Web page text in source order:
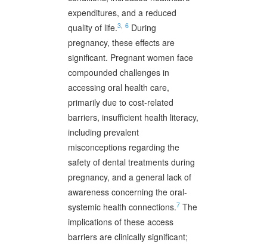
expenditures, and a reduced
quality of life.3 6 During
pregnancy, these effects are
significant. Pregnant women face
compounded challenges in
accessing oral health care,
primarily due to cost-related
barriers, insufficient health literacy,
including prevalent
misconceptions regarding the
safety of dental treatments during
pregnancy, and a general lack of
awareness concerning the oral-
systemic health connections.7 The
implications of these access
barriers are clinically significant;